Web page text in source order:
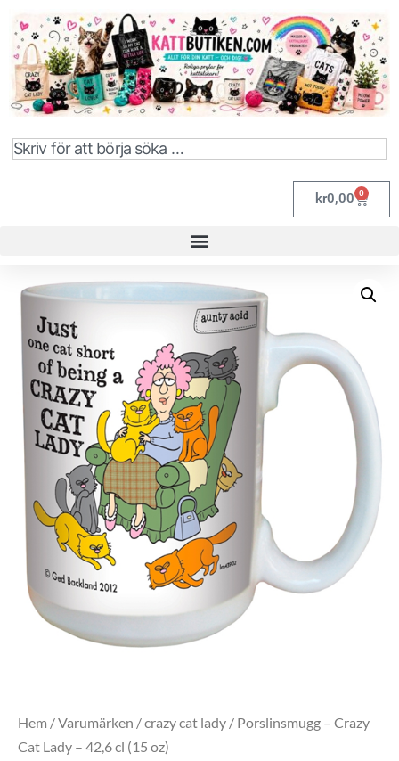
kr0,00 0
Hem /Varumärken /crazy cat lady / Porslinsmugg – Crazy
Cat Lady – 42,6 cl (15 oz)